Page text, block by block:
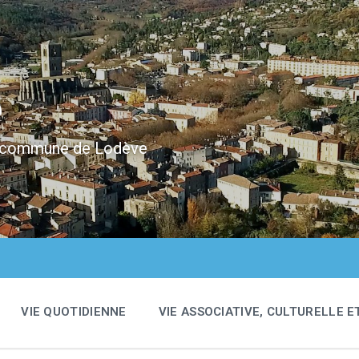
de Lodève
VIE QUOTIDIENNE VIE ASSOCIATIVE, CULTURELLE